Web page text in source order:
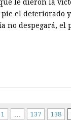
le dieron la
el deteriorado
no despegará,
1 137 138